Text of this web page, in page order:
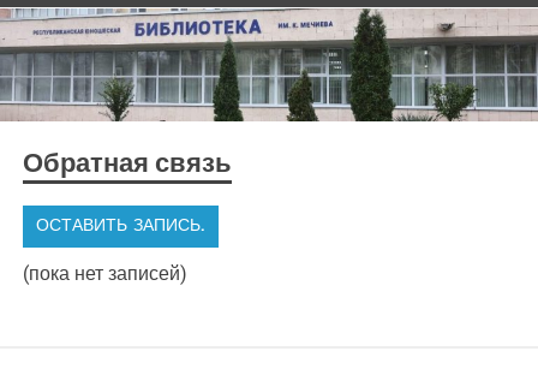
Обратная связь
(пока нет записей)